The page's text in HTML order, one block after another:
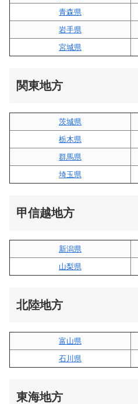
青森県
岩手県
宮城県
関東地方
茨城県
栃木県
群馬県
埼玉県
甲信越地方
新潟県
山梨県
北陸地方
富山県
石川県
東海地方